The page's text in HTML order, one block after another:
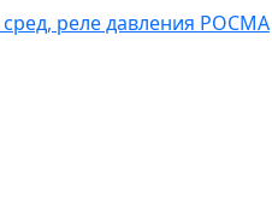
реле давления РОСМА